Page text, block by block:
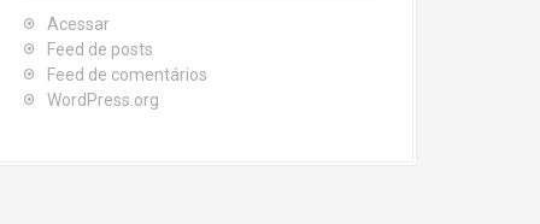
Acessar
Feed de posts
Feed de comentários
WordPress.org